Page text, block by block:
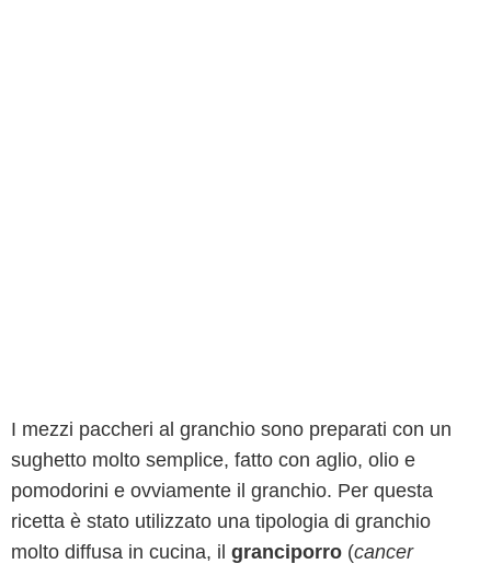
I mezzi paccheri al granchio sono preparati con un
sughetto molto semplice, fatto con aglio, olio e
pomodorini e ovviamente il granchio. Per questa
ricetta è stato utilizzato una tipologia di granchio
molto diffusa in cucina, il granciporro (cancer